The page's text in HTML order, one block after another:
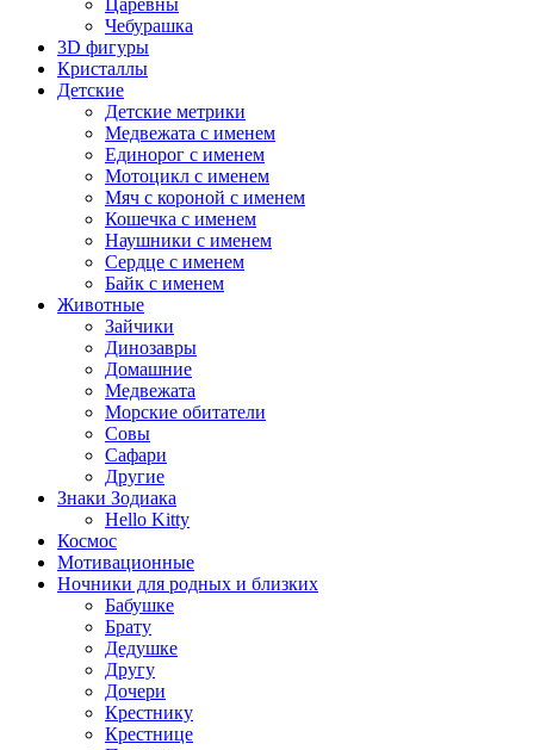
Чебурашка
3D фигуры
Кристаллы
Детские
Детские метрики
Медвежата с именем
Единорог с именем
Мотоцикл с именем
Мяч с короной с именем
Кошечка с именем
Наушники с именем
Сердце с именем
Байк с именем
Животные
Зайчики
Динозавры
Домашние
Медвежата
Морские обитатели
Совы
Сафари
Другие
Знаки Зодиака
Hello Kitty
Космос
Мотивационные
Ночники для родных и близких
Бабушке
Брату
Дедушке
Другу
Дочери
Крестнику
Крестнице